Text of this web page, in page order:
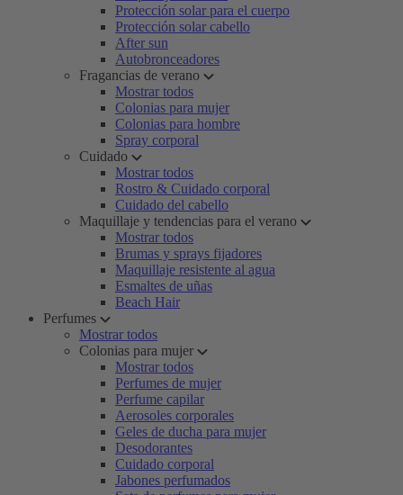
Protección solar para el cuerpo
Protección solar cabello
After sun
Autobronceadores
Fragancias de verano
Mostrar todos
Colonias para mujer
Colonias para hombre
Spray corporal
Cuidado
Mostrar todos
Rostro & Cuidado corporal
Cuidado del cabello
Maquillaje y tendencias para el verano
Mostrar todos
Brumas y sprays fijadores
Maquillaje resistente al agua
Esmaltes de uñas
Beach Hair
Perfumes
Mostrar todos
Colonias para mujer
Mostrar todos
Perfumes de mujer
Perfume capilar
Aerosoles corporales
Geles de ducha para mujer
Desodorantes
Cuidado corporal
Jabones perfumados